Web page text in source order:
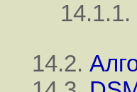
14.1.1.
14.2.